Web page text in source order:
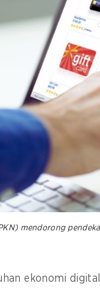
mendorong
ekonomi